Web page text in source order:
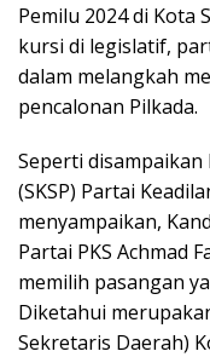
Pemilu 2024 di Kota
kursi di legislatif,
dalam melangkah
pencalonan Pilkada.
Seperti disampaikan
(SKSP) Partai
menyampaikan,
Partai PKS Achmad
memilih pasangan
Diketahui
Sekretaris Daerah)